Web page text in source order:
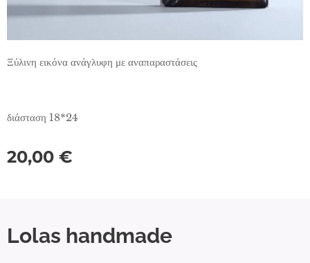
Ξύλινη εικόνα ανάγλυφη με αναπαραστάσεις
διάσταση 18*24
20,00 €
Lolas handmade